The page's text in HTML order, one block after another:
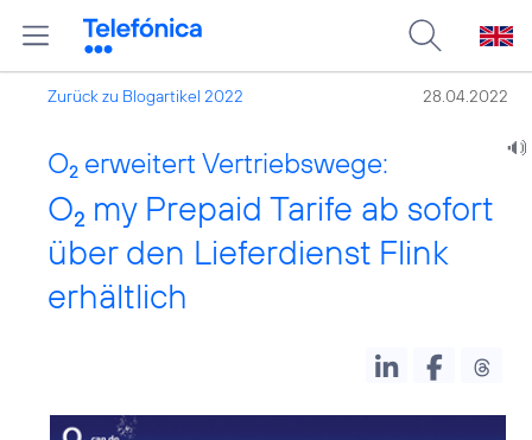
Zurück zu Blogartikel 2022 28.04.2022
O2 erweitert Vertriebswege:
O2 my Prepaid Tarife ab sofort
über den Lieferdienst Flink
erhältlich